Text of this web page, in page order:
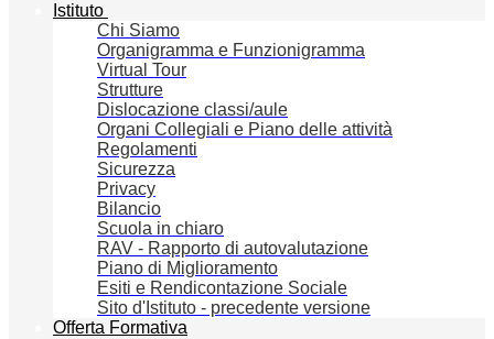
Istituto
Chi Siamo
Organigramma e Funzionigramma
Virtual Tour
Strutture
Dislocazione classi/aule
Organi Collegiali e Piano delle attività
Regolamenti
Sicurezza
Privacy
Bilancio
Scuola in chiaro
RAV - Rapporto di autovalutazione
Piano di Miglioramento
Esiti e Rendicontazione Sociale
Sito d'Istituto - precedente versione
Offerta Formativa